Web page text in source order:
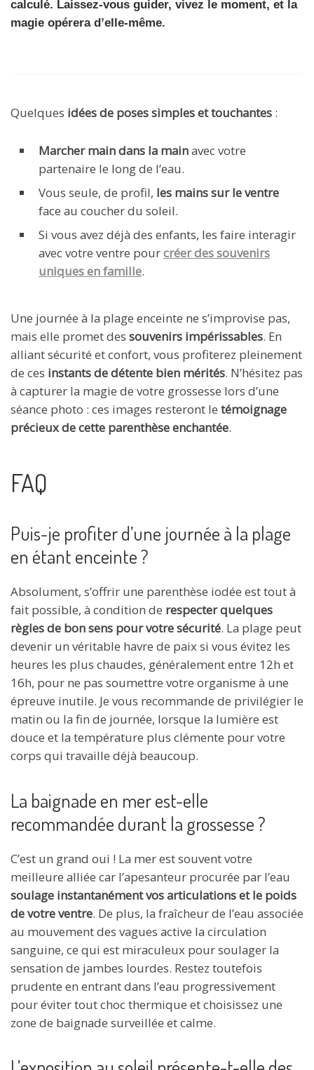
calculé. Laissez-vous guider, vivez le moment, et la
magie opérera d’elle-même.
Quelques idées de poses simples et touchantes :
Marcher main dans la mainavec votre
partenaire le long de l’eau.
Vous seule, de profil, les mains sur le ventre
face au coucher du soleil.
Si vous avez déjà des enfants, les faire interagir
avec votre ventre pourcréer des souvenirs
uniques en famille.
Une journée à la plage enceinte ne s’improvise pas,
mais elle promet des souvenirs impérissables. En
alliant sécurité et confort, vous profiterez pleinement
de ces instants de détente bien mérités. N’hésitez pas
à capturer la magie de votre grossesse lors d’une
séance photo : ces images resteront le témoignage
précieux de cette parenthèse enchantée.
FAQ
Puis-je profiter d’une journée à la plage
en étant enceinte ?
Absolument, s’offrir une parenthèse iodée est tout à
fait possible, à condition de respecter quelques
règles de bon sens pour votre sécurité. La plage peut
devenir un véritable havre de paix si vous évitez les
heures les plus chaudes, généralement entre 12h et
16h, pour ne pas soumettre votre organisme à une
épreuve inutile. Je vous recommande de privilégier le
matin ou la fin de journée, lorsque la lumière est
douce et la température plus clémente pour votre
corps qui travaille déjà beaucoup.
La baignade en mer est-elle
recommandée durant la grossesse ?
C’est un grand oui ! La mer est souvent votre
meilleure alliée car l’apesanteur procurée par l’eau
soulage instantanément vos articulations et le poids
de votre ventre. De plus, la fraîcheur de l’eau associée
au mouvement des vagues active la circulation
sanguine, ce qui est miraculeux pour soulager la
sensation de jambes lourdes. Restez toutefois
prudente en entrant dans l’eau progressivement
pour éviter tout choc thermique et choisissez une
zone de baignade surveillée et calme.